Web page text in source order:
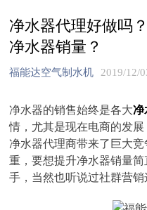
净水器代理好做吗
净水器销量？
福能达空气制水机 2019/12/
净水器的销售始终是各大净
情，尤其是现在电商的发
净水器代理商带来了巨大
重，要想提升净水器销量
手，当然也听说过社群营销